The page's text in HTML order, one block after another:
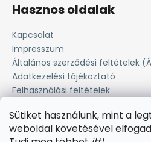
Sütiket használunk, mint a
weboldal követésével
Hasznos oldalak
Kapcsolat
Impresszum
Általános szerződési feltételek
Adatkezelési tájékoztató
Felhasználási feltételek
Fizetési lehetőség
Szállítási információk